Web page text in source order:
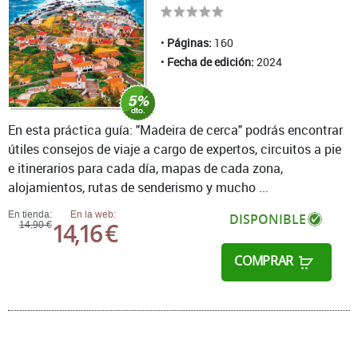
Páginas: 160
Fecha de edición: 2024
En tienda:
14,90 €
En la web:
14,16 € DISPONIBLE
COMPRAR
En esta práctica guía: "Madeira de cerca" podrás encontrar
útiles consejos de viaje a cargo de expertos, circuitos a pie
e itinerarios para cada día, mapas de cada zona,
alojamientos, rutas de senderismo y mucho ...